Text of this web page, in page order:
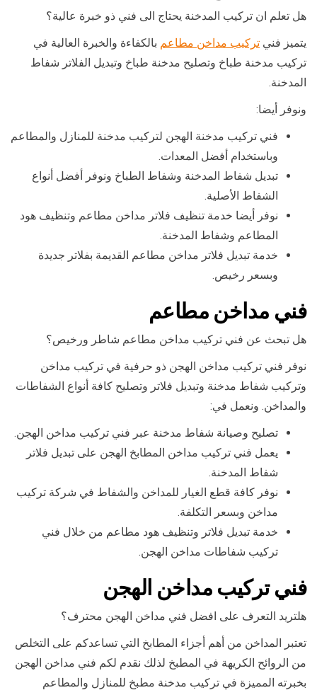
هل تعلم ان تركيب المدخنة يحتاج الى فني ذو خبرة عالية؟
يتميز فني تركيب مداخن مطاعم بالكفاءة والخبرة العالية في
تركيب مدخنة طباخ وتصليح مدخنة طباخ وتبديل الفلاتر شفاط
المدخنة.
ونوفر أيضا:
فني تركيب مدخنة الهجن لتركيب مدخنة للمنازل والمطاعم
وباستخدام أفضل المعدات.
تبديل شفاط المدخنة وشفاط الطباخ ونوفر أفضل أنواع
الشفاط الأصلية.
نوفر أيضا خدمة تنظيف فلاتر مداخن مطاعم وتنظيف هود
المطاعم وشفاط المدخنة.
خدمة تبديل فلاتر مداخن مطاعم القديمة بفلاتر جديدة
وبسعر رخيص.
فني مداخن مطاعم
هل تبحث عن فني تركيب مداخن مطاعم شاطر ورخيص؟
نوفر فني تركيب مداخن الهجن ذو حرفية في تركيب مداخن
وتركيب شفاط مدخنة وتبديل فلاتر وتصليح كافة أنواع الشفاطات
والمداخن. ونعمل في:
تصليح وصيانة شفاط مدخنة عبر فني تركيب مداخن الهجن.
يعمل فني تركيب مداخن المطابخ الهجن على تبديل فلاتر
شفاط المدخنة.
نوفر كافة قطع الغيار للمداخن والشفاط في شركة تركيب
مداخن وبسعر التكلفة.
خدمة تبديل فلاتر وتنظيف هود مطاعم من خلال فني
تركيب شفاطات مداخن الهجن.
فني تركيب مداخن الهجن
هلتريد التعرف على افضل فني مداخن الهجن محترف؟
تعتبر المداخن من أهم أجزاء المطابخ التي تساعدكم على التخلص
من الروائح الكريهة في المطبخ لذلك نقدم لكم فني مداخن الهجن
بخبرته المميزة في تركيب مدخنة مطبخ للمنازل والمطاعم